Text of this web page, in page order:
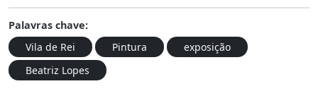
Palavras chave:
Vila de Rei
Pintura
exposição
Beatriz Lopes